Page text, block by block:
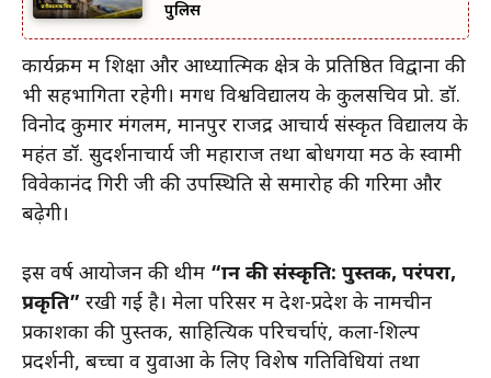
पुलिस
कार्यक्रम में शिक्षा और आध्यात्मिक क्षेत्र के प्रतिष्ठित विद्वानों की
भी सहभागिता रहेगी। मगध विश्वविद्यालय के कुलसचिव प्रो. डॉ.
विनोद कुमार मंगलम, मानपुर राजेंद्र आचार्य संस्कृत विद्यालय के
महंत डॉ. सुदर्शनाचार्य जी महाराज तथा बोधगया मठ के स्वामी
विवेकानंद गिरी जी की उपस्थिति से समारोह की गरिमा और
बढ़ेगी।
इस वर्ष आयोजन की थीम “ज्ञान की संस्कृति: पुस्तक, परंपरा,
प्रकृति” रखी गई है। मेला परिसर में देश-प्रदेश के नामचीन
प्रकाशकों की पुस्तकें, साहित्यिक परिचर्चाएं, कला-शिल्प
प्रदर्शनी, बच्चों व युवाओं के लिए विशेष गतिविधियां तथा